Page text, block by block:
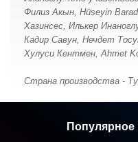
Филиз Акын, Hüseyin
Хазинсес, Илькер
Кадир Савун, Нечдет
Хулуси Кентмен, Ahmet
Страна производства -
Популярное